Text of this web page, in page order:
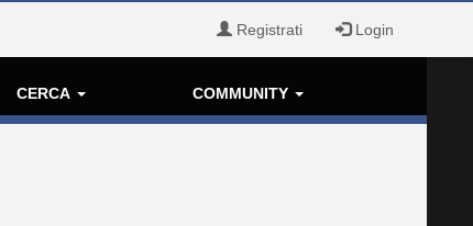
Registrati Login
CERCA COMMUNITY